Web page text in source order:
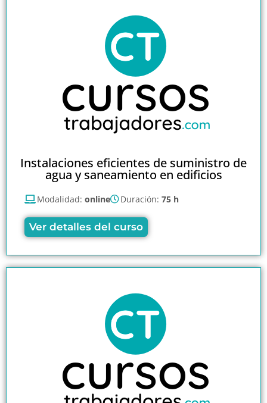
Instalaciones eficientes de suministro de
agua y saneamiento en edificios
Modalidad: online Duración: 75 h
Ver detalles del curso